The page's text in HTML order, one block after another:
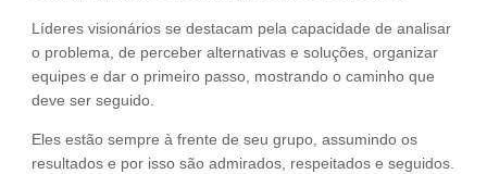
Líderes visionários se destacam pela capacidade de analisar
o problema, de perceber alternativas e soluções, organizar
equipes e dar o primeiro passo, mostrando o caminho que
deve ser seguido.
Eles estão sempre à frente de seu grupo, assumindo os
resultados e por isso são admirados, respeitados e seguidos.